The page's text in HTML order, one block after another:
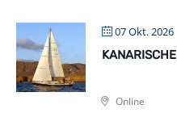
07 Okt. 2026
Online